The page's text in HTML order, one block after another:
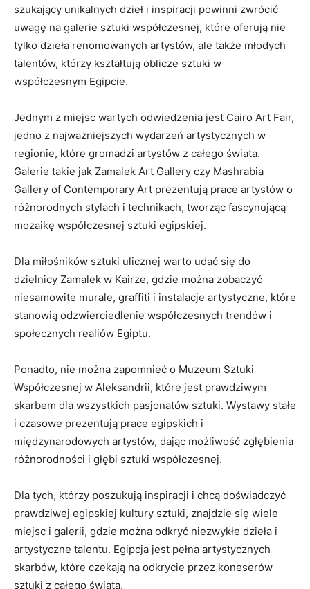
szukający unikalnych dzieł i ‌inspiracji powinni zwrócić ​
uwagę na galerie sztuki współczesnej, które oferują nie
tylko dzieła renomowanych artystów, ale także młodych
talentów, którzy kształtują oblicze sztuki w
współczesnym ⁤Egipcie.
Jednym z miejsc wartych odwiedzenia jest ‌Cairo Art Fair,
jedno z najważniejszych wydarzeń artystycznych w
regionie, ​które gromadzi artystów z całego⁣ świata.
Galerie takie jak Zamalek Art‍ Gallery czy Mashrabia
Gallery ⁣of Contemporary Art prezentują prace artystów o
różnorodnych stylach i technikach, tworząc fascynującą
mozaikę współczesnej sztuki ​egipskiej.
Dla​ miłośników​ sztuki ulicznej warto udać się do
dzielnicy Zamalek w Kairze, gdzie można zobaczyć
niesamowite murale, graffiti i instalacje artystyczne, które
stanowią odzwierciedlenie współczesnych trendów i
społecznych realiów Egiptu.
Ponadto, nie można ‌zapomnieć‍ o Muzeum Sztuki
Współczesnej w ⁢Aleksandrii, które jest prawdziwym
skarbem dla wszystkich ⁣pasjonatów sztuki. Wystawy‍ stałe
⁢i czasowe prezentują prace egipskich i
międzynarodowych artystów, dając możliwość zgłębienia
różnorodności i głębi ‌sztuki współczesnej.
Dla tych, którzy poszukują inspiracji i chcą doświadczyć
prawdziwej egipskiej kultury sztuki, ‍znajdzie się ‌wiele
miejsc i galerii, gdzie można odkryć ⁣niezwykłe dzieła ⁤i
artystyczne talentu. Egipcja jest pełna artystycznych
skarbów, które czekają ​na odkrycie⁣ przez koneserów
sztuki z całego świata.